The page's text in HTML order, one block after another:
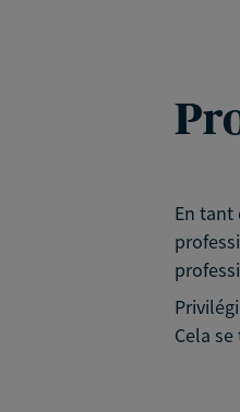
En tant
Cela